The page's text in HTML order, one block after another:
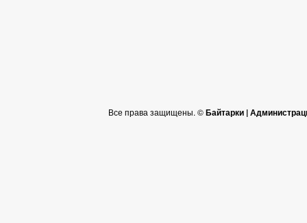
Все права защищены. ©Байтарки |